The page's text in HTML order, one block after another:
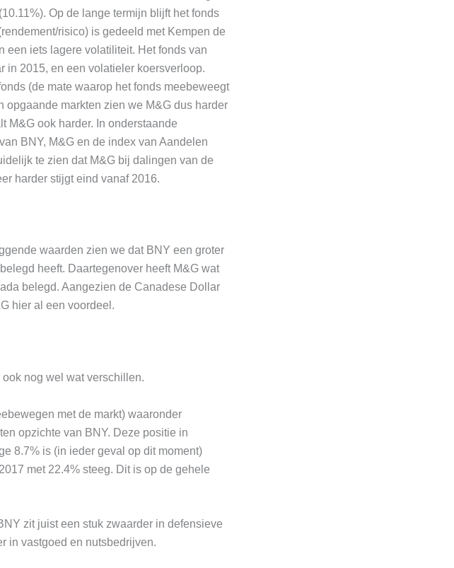
Op de lange termijn blijft het fonds
risico) is gedeeld met Kempen de
een iets lagere volatiliteit. Het fonds van
in 2015, en een volatieler koersverloop.
(de mate waarop het fonds meebeweegt
opgaande markten zien we M&G dus harder
M&G ook harder. In onderstaande
BNY, M&G en de index van Aandelen
te zien dat M&G bij dalingen van de
harder stijgt eind vanaf 2016.
waarden zien we dat BNY een groter
heeft. Daartegenover heeft M&G wat
belegd. Aangezien de Canadese Dollar
hier al een voordeel.
nog wel wat verschillen.
met de markt) waaronder
opzichte van BNY. Deze positie in
8.7% is (in ieder geval op dit moment)
met 22.4% steeg. Dit is op de gehele
zit juist een stuk zwaarder in defensieve
in vastgoed en nutsbedrijven.